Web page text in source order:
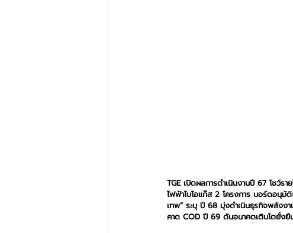
TGE เปิดผลการดำเนินงานปี 67 โชว์รา
ไฟฟ้าไบโอแก๊ส 2 โครงการ บอร์ดอนุ
เทพ” ระบุ ปี 68 มุ่งดำเนินธุรกิจพลังง
คาด COD ปี 69 ดันอนาคตเติบโตยั่งยื